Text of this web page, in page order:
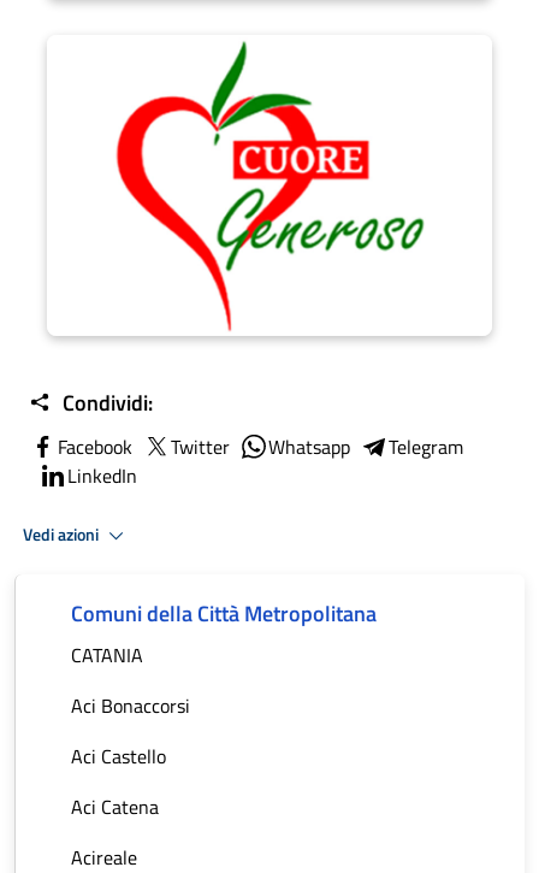
Progetto Cuore Generoso
Condividi:
Facebook Twitter Whatsapp
Telegram
LinkedIn
Vedi azioni
Comuni della Città Metropolitana
CATANIA
Aci Bonaccorsi
Aci Castello
Aci Catena
Acireale